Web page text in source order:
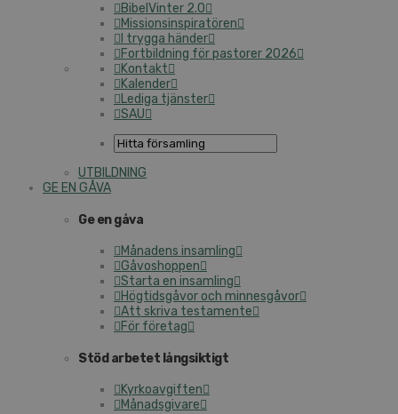
BibelVinter 2.0
Missionsinspiratören
I trygga händer
Fortbildning för pastorer 2026
Kontakt
Kalender
Lediga tjänster
SAU
UTBILDNING
GE EN GÅVA
Ge en gåva
Månadens insamling
Gåvoshoppen
Starta en insamling
Högtidsgåvor och minnesgåvor
Att skriva testamente
För företag
Stöd arbetet långsiktigt
Kyrkoavgiften
Månadsgivare